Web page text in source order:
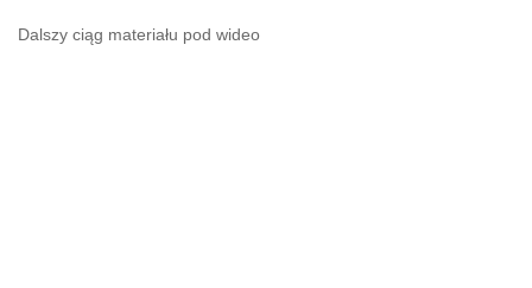
Dalszy ciąg materiału pod wideo